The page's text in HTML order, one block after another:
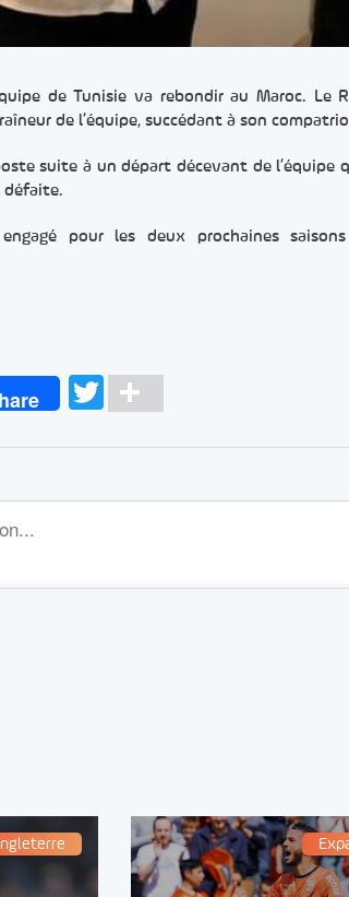
de Tunisie va rebondir au Maroc. Le
de l’équipe, succédant à son
suite à un départ décevant de l’équipe
défaite.
engagé pour les deux prochaines
TwitterPartager